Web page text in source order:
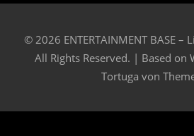
© 2026 ENTERTAINMENT BASE –
All Rights Reserved. | Based on
Tortuga von